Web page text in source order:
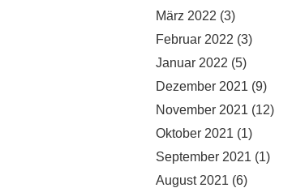
März 2022 (3)
Februar 2022 (3)
Januar 2022 (5)
Dezember 2021 (9)
November 2021 (12)
Oktober 2021 (1)
September 2021 (1)
August 2021 (6)